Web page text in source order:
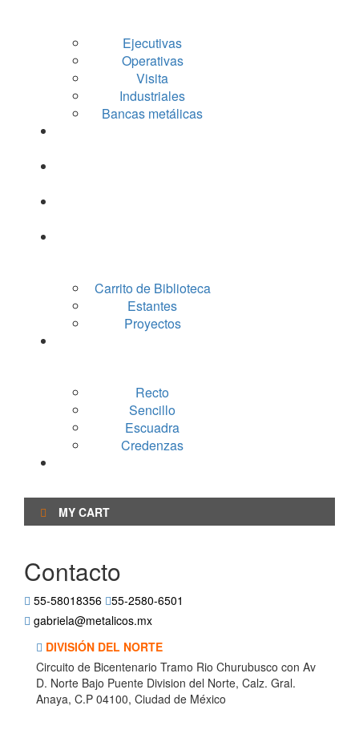
Ejecutivas
Operativas
Visita
Industriales
Bancas metálicas
Carrito de Biblioteca
Estantes
Proyectos
Recto
Sencillo
Escuadra
Credenzas
MY CART
Contacto
55-58018356 55-2580-6501
gabriela@metalicos.mx
DIVISIÓN DEL NORTE
Circuito de Bicentenario Tramo Rio Churubusco con Av
D. Norte Bajo Puente Division del Norte, Calz. Gral.
Anaya, C.P 04100, Ciudad de México